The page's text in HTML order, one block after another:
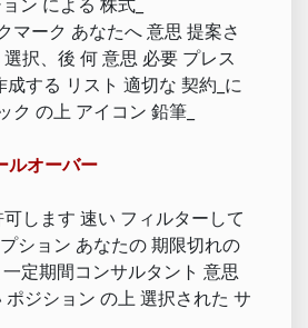
マーク あなたへ 意思 提案さ
択、後 何 意思 必要 プレス
成する リスト 適切な 契約_に
ク の上 アイコン 鉛筆_
ルオーバー
します 速い フィルターして
ション あなたの 期限切れの
定期間コンサルタント 意思
ポジション の上 選択された サ